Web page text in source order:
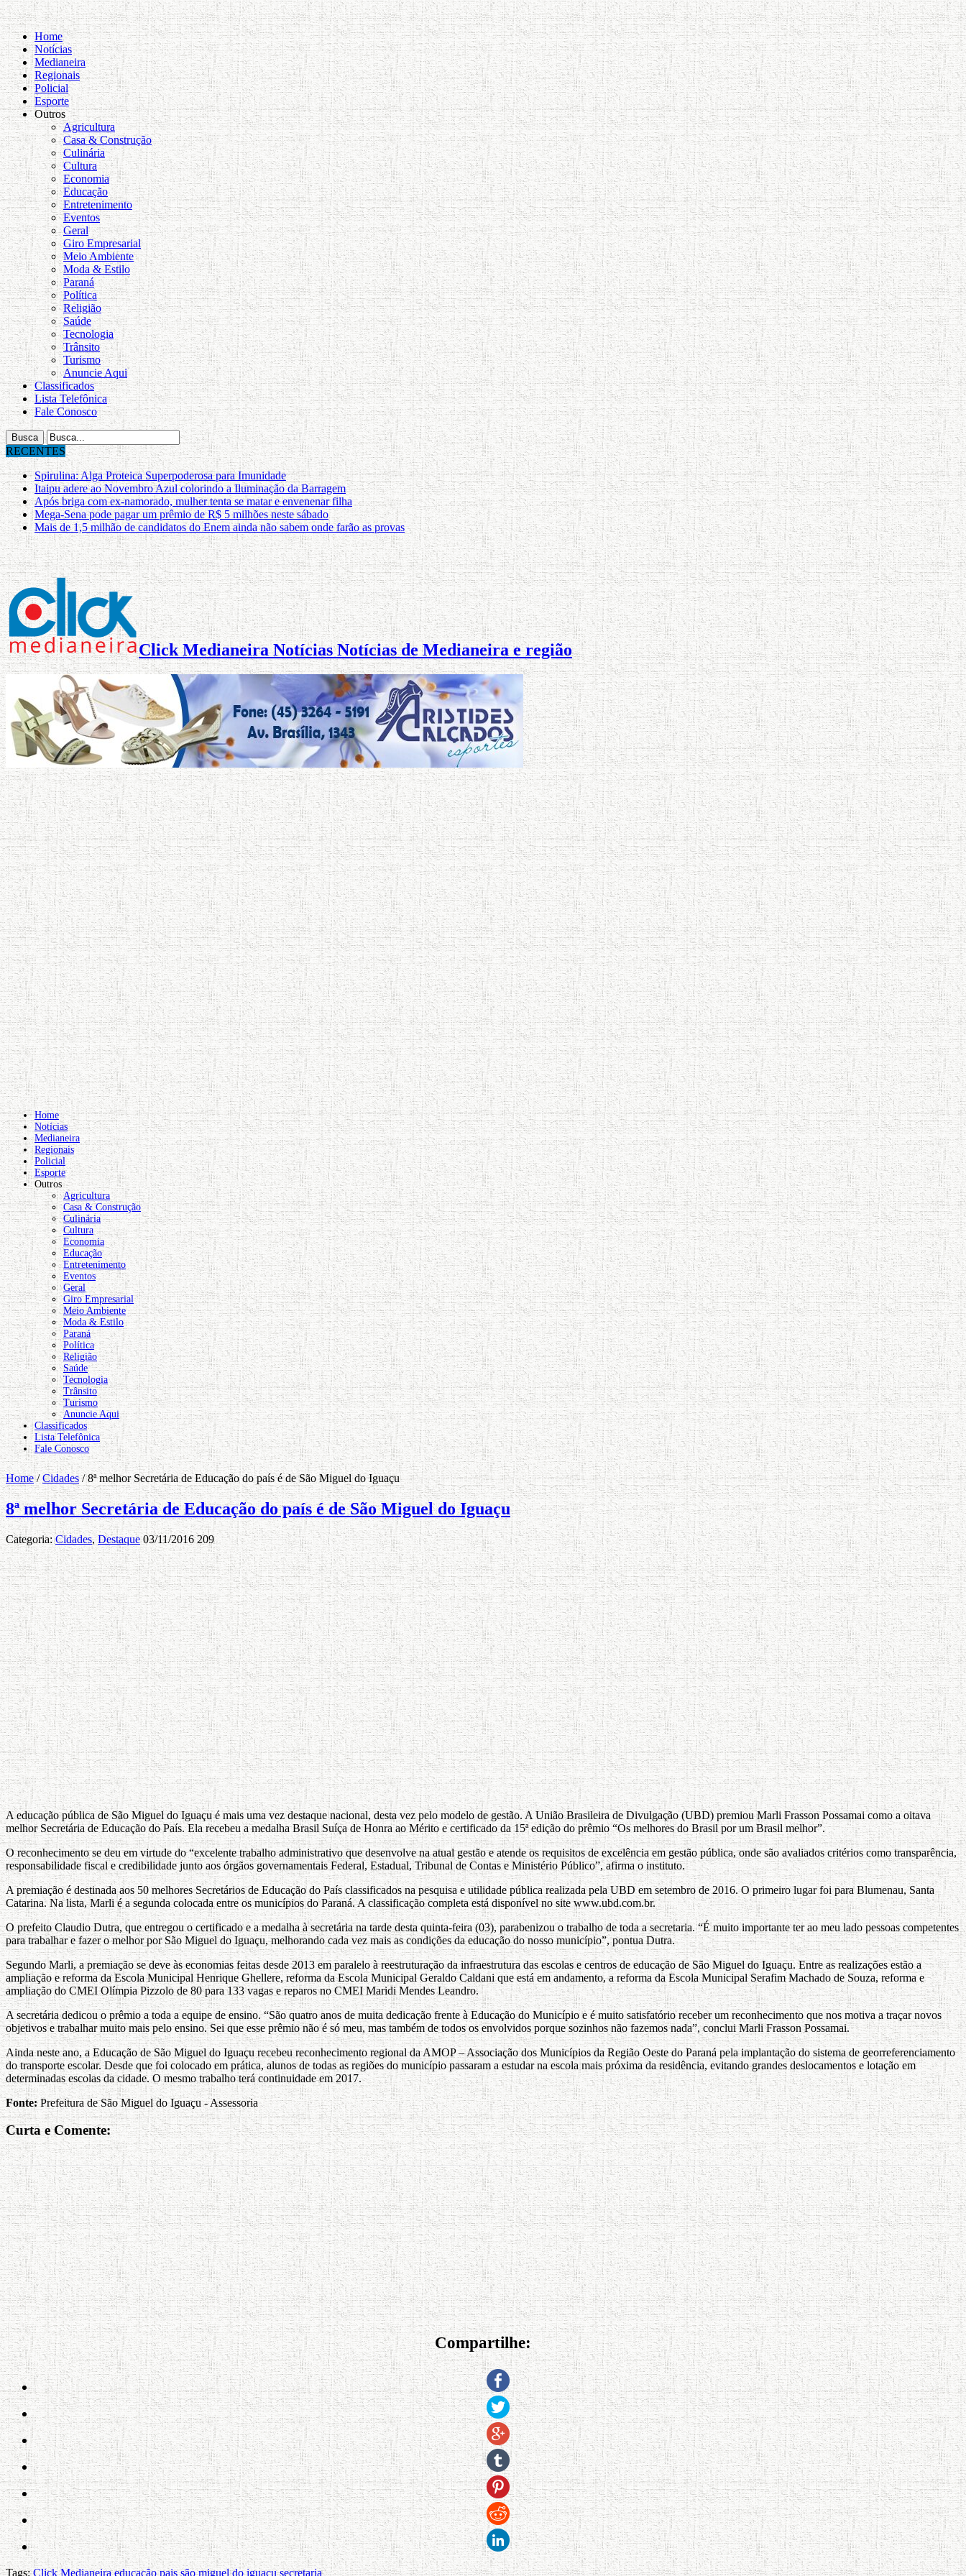
Home
Notícias
Medianeira
Regionais
Policial
Esporte
Outros
Agricultura
Casa & Construção
Culinária
Cultura
Economia
Educação
Entretenimento
Eventos
Geral
Giro Empresarial
Meio Ambiente
Moda & Estilo
Paraná
Política
Religião
Saúde
Tecnologia
Trânsito
Turismo
Anuncie Aqui
Classificados
Lista Telefônica
Fale Conosco
RECENTES
Spirulina: Alga Proteica Superpoderosa para Imunidade
Itaipu adere ao Novembro Azul colorindo a Iluminação da Barragem
Após briga com ex-namorado, mulher tenta se matar e envenenar filha
Mega-Sena pode pagar um prêmio de R$ 5 milhões neste sábado
Mais de 1,5 milhão de candidatos do Enem ainda não sabem onde farão as provas
Click Medianeira Notícias Notícias de Medianeira e região
Home
Notícias
Medianeira
Regionais
Policial
Esporte
Outros
Agricultura
Casa & Construção
Culinária
Cultura
Economia
Educação
Entretenimento
Eventos
Geral
Giro Empresarial
Meio Ambiente
Moda & Estilo
Paraná
Política
Religião
Saúde
Tecnologia
Trânsito
Turismo
Anuncie Aqui
Classificados
Lista Telefônica
Fale Conosco
Home/Cidades/8ª melhor Secretária de Educação do país é de São Miguel do Iguaçu
8ª melhor Secretária de Educação do país é de São Miguel do Iguaçu
Categoria:Cidades,Destaque 03/11/2016 209
A educação pública de São Miguel do Iguaçu é mais uma vez destaque nacional, desta vez pelo modelo de gestão. A União Brasileira de Divulgação (UBD) premiou Marli Frasson Possamai como a oitava
melhor Secretária de Educação do País. Ela recebeu a medalha Brasil Suíça de Honra ao Mérito e certificado da 15ª edição do prêmio “Os melhores do Brasil por um Brasil melhor”.
O reconhecimento se deu em virtude do “excelente trabalho administrativo que desenvolve na atual gestão e atende os requisitos de excelência em gestão pública, onde são avaliados critérios como transparência,
responsabilidade fiscal e credibilidade junto aos órgãos governamentais Federal, Estadual, Tribunal de Contas e Ministério Público”, afirma o instituto.
A premiação é destinada aos 50 melhores Secretários de Educação do País classificados na pesquisa e utilidade pública realizada pela UBD em setembro de 2016. O primeiro lugar foi para Blumenau, Santa
Catarina. Na lista, Marli é a segunda colocada entre os municípios do Paraná. A classificação completa está disponível no site www.ubd.com.br.
O prefeito Claudio Dutra, que entregou o certificado e a medalha à secretária na tarde desta quinta-feira (03), parabenizou o trabalho de toda a secretaria. “É muito importante ter ao meu lado pessoas competentes
para trabalhar e fazer o melhor por São Miguel do Iguaçu, melhorando cada vez mais as condições da educação do nosso município”, pontua Dutra.
Segundo Marli, a premiação se deve às economias feitas desde 2013 em paralelo à reestruturação da infraestrutura das escolas e centros de educação de São Miguel do Iguaçu. Entre as realizações estão a
ampliação e reforma da Escola Municipal Henrique Ghellere, reforma da Escola Municipal Geraldo Caldani que está em andamento, a reforma da Escola Municipal Serafim Machado de Souza, reforma e
ampliação do CMEI Olímpia Pizzolo de 80 para 133 vagas e reparos no CMEI Maridi Mendes Leandro.
A secretária dedicou o prêmio a toda a equipe de ensino. “São quatro anos de muita dedicação frente à Educação do Município e é muito satisfatório receber um reconhecimento que nos motiva a traçar novos
objetivos e trabalhar muito mais pelo ensino. Sei que esse prêmio não é só meu, mas também de todos os envolvidos porque sozinhos não fazemos nada”, conclui Marli Frasson Possamai.
Ainda neste ano, a Educação de São Miguel do Iguaçu recebeu reconhecimento regional da AMOP – Associação dos Municípios da Região Oeste do Paraná pela implantação do sistema de georreferenciamento
do transporte escolar. Desde que foi colocado em prática, alunos de todas as regiões do município passaram a estudar na escola mais próxima da residência, evitando grandes deslocamentos e lotação em
determinadas escolas da cidade. O mesmo trabalho terá continuidade em 2017.
Fonte:Prefeitura de São Miguel do Iguaçu - Assessoria
Curta e Comente:
Compartilhe:
Tags:Click Medianeira educação pais são miguel do iguaçu secretaria